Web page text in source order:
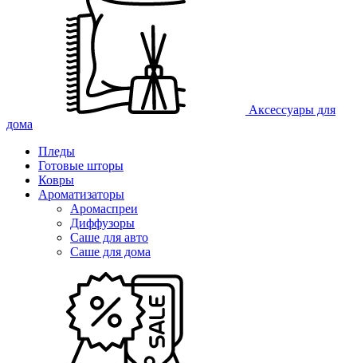
Аксессуары для
дома
Пледы
Готовые шторы
Ковры
Ароматизаторы
Аромаспреи
Диффузоры
Саше для авто
Саше для дома